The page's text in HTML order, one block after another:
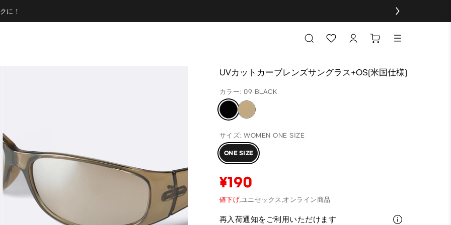
に！
UVカットカーブレンズサングラス+OS(米国仕様)
カラー: 09 BLACK
サイズ: WOMEN ONE SIZE
ONE SIZE
¥190
値下げ,ユニセックス,オンライン商品
再入荷通知をご利用いただけます